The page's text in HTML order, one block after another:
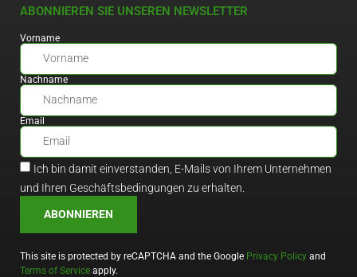
ABONNIEREN SIE UNSEREN NEWSLETTER
Vorname
Nachname
Email
Ich bin damit einverstanden, E-Mails von Ihrem Unternehmen
und Ihren Geschäftsbedingungen zu erhalten.
ABONNIEREN
This site is protected by reCAPTCHA and the Google Privacy Policy and
Terms of Service apply.